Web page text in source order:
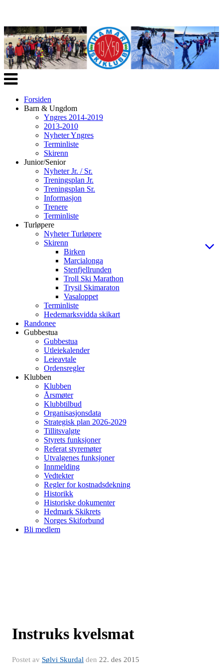
Veksle
navigasjon
Forsiden
Barn & Ungdom
Yngres 2014-2019
2013-2010
Nyheter Yngres
Terminliste
Skirenn
Junior/Senior
Nyheter Jr. / Sr.
Treningsplan Jr.
Treningsplan Sr.
Informasjon
Trenere
Terminliste
Turløpere
Nyheter Turløpere
Skirenn
Birken
Marcialonga
Stenfjellrunden
Troll Ski Marathon
Trysil Skimaraton
Vasaloppet
Terminliste
Hedemarksvidda skikart
Randonee
Gubbestua
Gubbestua
Utleiekalender
Leieavtale
Ordensregler
Klubben
Klubben
Årsmøter
Klubbtilbud
Organisasjonsdata
Strategisk plan 2026-2029
Tillitsvalgte
Styrets funksjoner
Referat styremøter
Utvalgenes funksjoner
Innmelding
Vedtekter
Regler for kostnadsdekning
Historikk
Historiske dokumenter
Hedmark Skikrets
Norges Skiforbund
Bli medlem
Instruks kvelsmat
Postet av Sølvi Skurdal den 22. des 2015